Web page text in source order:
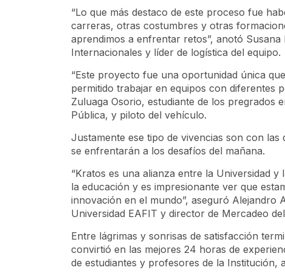
“Lo que más destaco de este proceso fue
carreras, otras costumbres y otras
aprendimos a enfrentar retos”, anotó
Internacionales y líder de logística del equipo.
“Este proyecto fue una oportunidad única
permitido trabajar en equipos con diferentes
Zuluaga Osorio, estudiante de los pregrados
Pública, y piloto del vehículo.
Justamente ese tipo de vivencias son con
se enfrentarán a los desafíos del mañana.
“Kratos es una alianza entre la Universidad
la educación y es impresionante ver que
innovación en el mundo”, aseguró Alejandro
Universidad EAFIT y director de Mercadeo
Entre lágrimas y sonrisas de satisfacción
convirtió en las mejores 24 horas de
de estudiantes y profesores de la Institución,